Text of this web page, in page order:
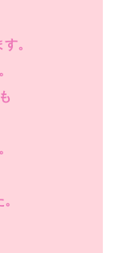
。